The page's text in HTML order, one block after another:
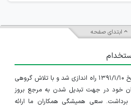
ابتدای صفحه
سایت ایران استخدام در تاریخ ۱۳۹۱/۱/۱۰ راه اندازی شد و با تلاش گروهی
خود در جهت تبدیل شدن به مرجع بروز
سعی همیشگی همکاران ما ارائه